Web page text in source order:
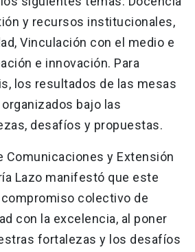
y recursos institucionales,
Vinculación con el medio e
e innovación. Para
los resultados de las mesas
bajo las
desafíos y propuestas.
Comunicaciones y Extensión
Lazo manifestó que este
colectivo de
con la excelencia, al poner
fortalezas y los desafíos